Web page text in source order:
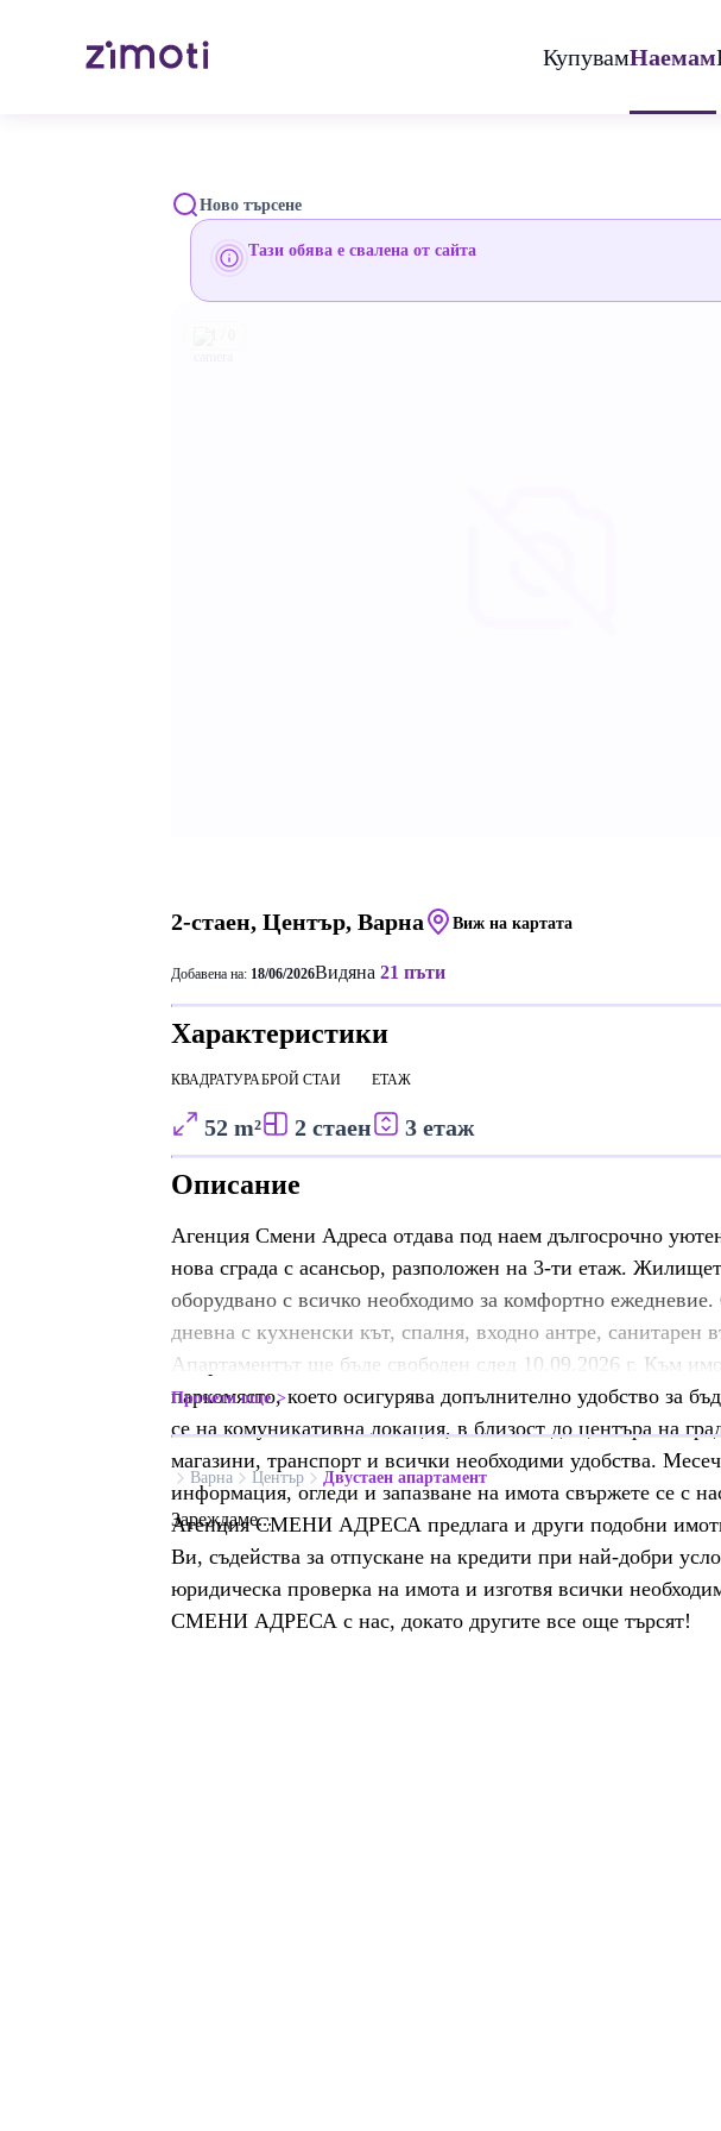
КупувамНаемам
Ново търсене
Тази обява е свалена от сайта
2-стаен, Център, Варна Виж на картата
Добавена на: 18/06/2026Видяна 21 пъти
Характеристики
КВАДРАТУРА
52 m²
БРОЙ СТАИ
2 стаен
ЕТАЖ
3 етаж
Описание
Агенция Смени Адреса отдава под наем дългосрочно
нова сграда с асансьор, разположен на 3-ти етаж.
оборудвано с всичко необходимо за комфортно
дневна с кухненски кът, спалня, входно антре, санитарен
Апартаментът ще бъде свободен след 10.09.2026 г. Към
паркомясто, което осигурява допълнително удобство за
се на комуникативна локация, в близост до центъра на
магазини, транспорт и всички необходими удобства.
информация, огледи и запазване на имота свържете се с
Агенция СМЕНИ АДРЕСА предлага и други подобни
Ви, съдейства за отпускане на кредити при най-добри
юридическа проверка на имота и изготвя всички
СМЕНИ АДРЕСА с нас, докато другите все още търсят!
Прочети още
Варна Център Двустаен апартамент
Зареждаме...